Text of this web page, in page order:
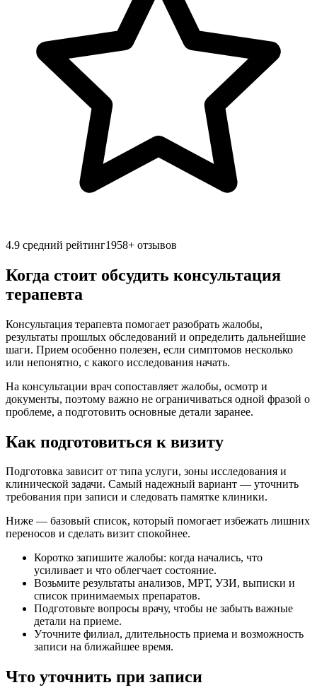
4.9 средний рейтинг1958+ отзывов
Когда стоит обсудить консультация
терапевта
Консультация терапевта помогает разобрать жалобы,
результаты прошлых обследований и определить дальнейшие
шаги. Прием особенно полезен, если симптомов несколько
или непонятно, с какого исследования начать.
На консультации врач сопоставляет жалобы, осмотр и
документы, поэтому важно не ограничиваться одной фразой о
проблеме, а подготовить основные детали заранее.
Как подготовиться к визиту
Подготовка зависит от типа услуги, зоны исследования и
клинической задачи. Самый надежный вариант — уточнить
требования при записи и следовать памятке клиники.
Ниже — базовый список, который помогает избежать лишних
переносов и сделать визит спокойнее.
Коротко запишите жалобы: когда начались, что
усиливает и что облегчает состояние.
Возьмите результаты анализов, МРТ, УЗИ, выписки и
список принимаемых препаратов.
Подготовьте вопросы врачу, чтобы не забыть важные
детали на приеме.
Уточните филиал, длительность приема и возможность
записи на ближайшее время.
Что уточнить при записи